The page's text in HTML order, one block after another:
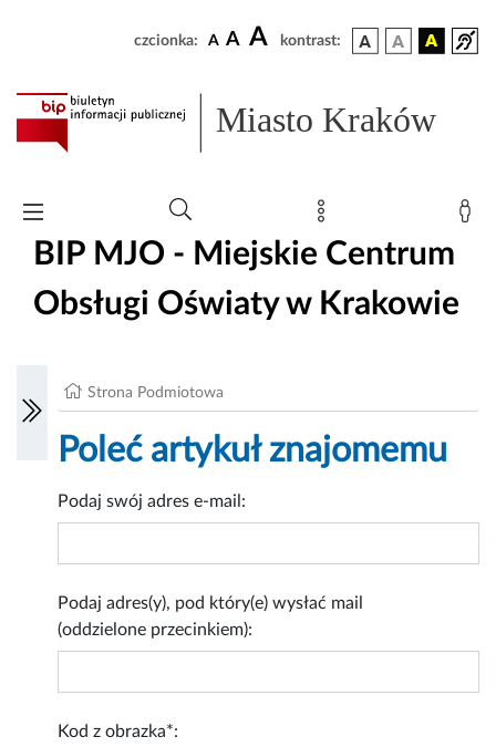
czcionka: A A A kontrast:
Miasto Kraków
BIP MJO - Miejskie Centrum
Obsługi Oświaty w Krakowie
Strona Podmiotowa
Poleć artykuł znajomemu
Podaj swój adres e-mail:
Podaj adres(y), pod który(e) wysłać mail
(oddzielone przecinkiem):
Kod z obrazka*: